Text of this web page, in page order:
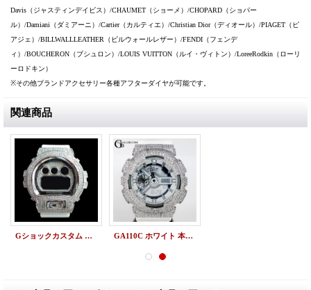
Davis（ジャスティンデイビス）/CHAUMET（ショーメ）/CHOPARD（ショパー
ル）/Damiani（ダミアーニ）/Cartier（カルティエ）/Christian Dior（ディオール）/PIAGET（ピ
アジェ）/BILLWALLLEATHER（ビルウォールレザー）/FENDI（フェンデ
ィ）/BOUCHERON（ブシュロン）/LOUIS VUITTON（ルイ・ヴィトン）/LoreeRodkin（ローリ
ーロドキン）
※その他ブランドアクセサリー各種アフターダイヤが可能です。
関連商品
Gショックカスタム DW6900 ホワイト フルカスタム GA110C ホワイト 本体SET G-SHOCKカスタム